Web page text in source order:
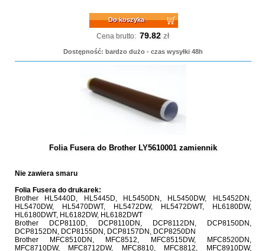
Do koszyka
Cena brutto: 79.82 zł
Dostępność: bardzo dużo - czas wysyłki 48h
Folia Fusera do Brother LY5610001 zamiennik
Nie zawiera smaru
Folia Fusera do drukarek:
Brother HL5440D, HL5445D, HL5450DN, HL5450DW, HL5452DN,
HL5470DW, HL5470DWT, HL5472DW, HL5472DWT, HL6180DW,
HL6180DWT, HL6182DW, HL6182DWT
Brother DCP8110D, DCP8110DN, DCP8112DN, DCP8150DN,
DCP8152DN, DCP8155DN, DCP8157DN, DCP8250DN
Brother MFC8510DN, MFC8512, MFC8515DW, MFC8520DN,
MFC8710DW, MFC8712DW, MFC8810, MFC8812, MFC8910DW,